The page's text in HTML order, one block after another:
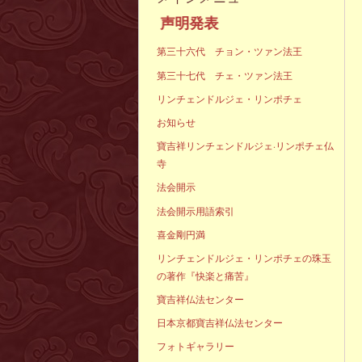
第三十六代 チョン・ツァン法王
第三十七代 チェ・ツァン法王
リンチェンドルジェ・リンポチェ
お知らせ
寶吉祥リンチェンドルジェ·リンポチェ仏
寺
法会開示
法会開示用語索引
喜金剛円満
リンチェンドルジェ・リンポチェの珠玉
の著作『快楽と痛苦』
寶吉祥仏法センター
日本京都寶吉祥仏法センター
フォトギャラリー